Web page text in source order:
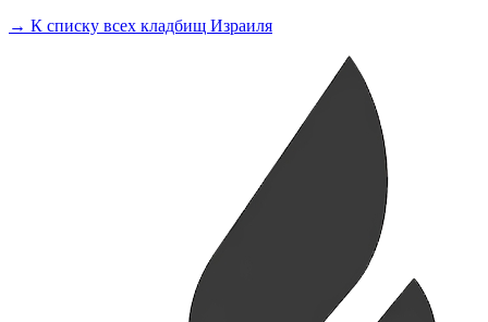
→ К списку всех кладбищ Израиля